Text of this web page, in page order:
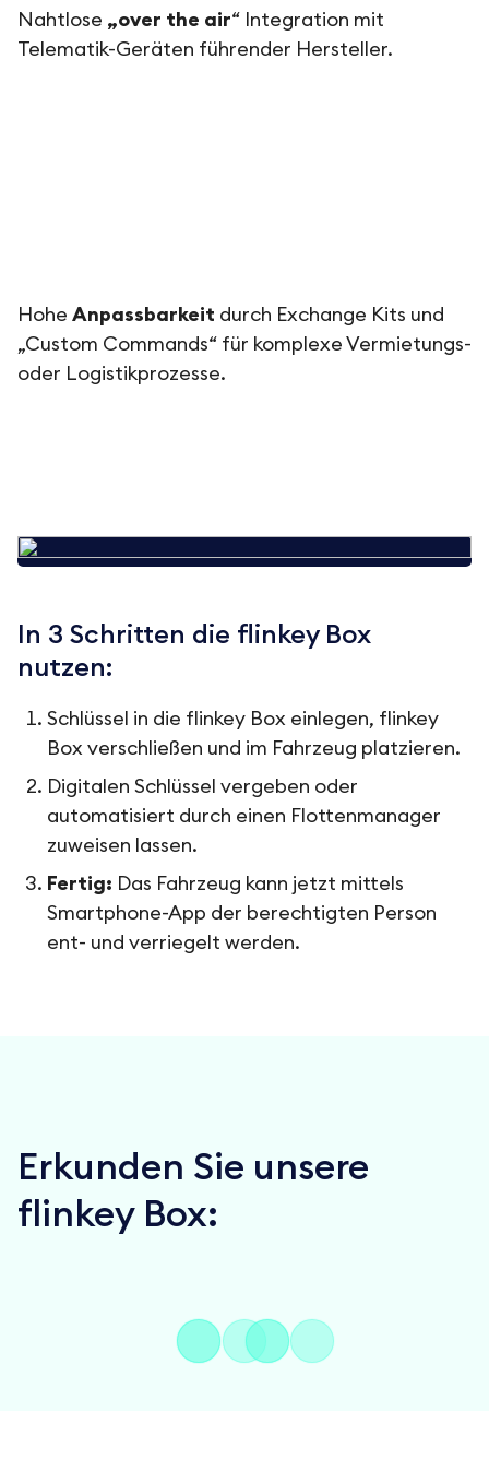
Nahtlose „over the air“ Integration mit
Telematik-Geräten führender Hersteller.
Hohe Anpassbarkeit durch Exchange Kits und
„Custom Commands“ für komplexe Vermietungs-
oder Logistikprozesse.
In 3 Schritten die flinkey Box
nutzen:
Schlüssel in die flinkey Box einlegen, flinkey
Box verschließen und im Fahrzeug platzieren.
Digitalen Schlüssel vergeben oder
automatisiert durch einen Flottenmanager
zuweisen lassen.
Fertig: Das Fahrzeug kann jetzt mittels
Smartphone-App der berechtigten Person
ent- und verriegelt werden.
Erkunden Sie unsere
flinkey Box: